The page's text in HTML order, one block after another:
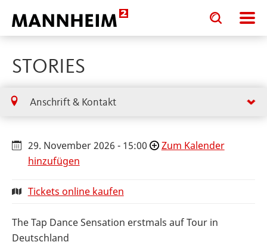
Toggle
search
input
Toggle
search
input
STORIES
Anschrift & Kontakt
29. November 2026 - 15:00
Zum Kalender
hinzufügen
Tickets online kaufen
The Tap Dance Sensation erstmals auf Tour in
Deutschland